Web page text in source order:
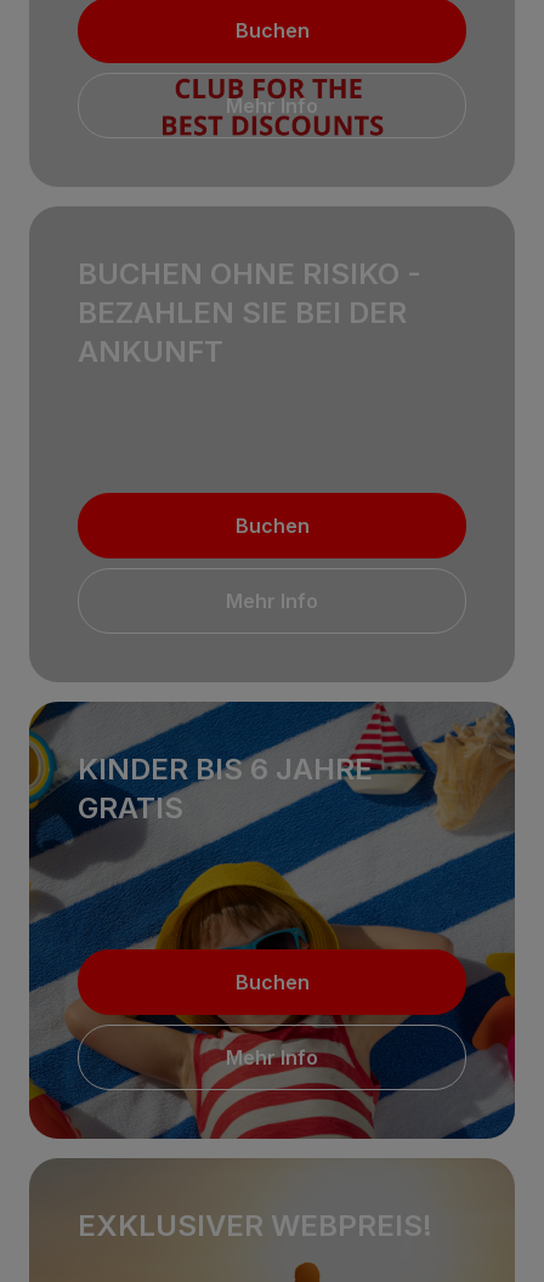
Buchen
Mehr Info
BUCHEN OHNE RISIKO -
BEZAHLEN SIE BEI ​​DER
ANKUNFT
Buchen
Mehr Info
KINDER BIS 6 JAHRE
GRATIS
Buchen
Mehr Info
EXKLUSIVER WEBPREIS!